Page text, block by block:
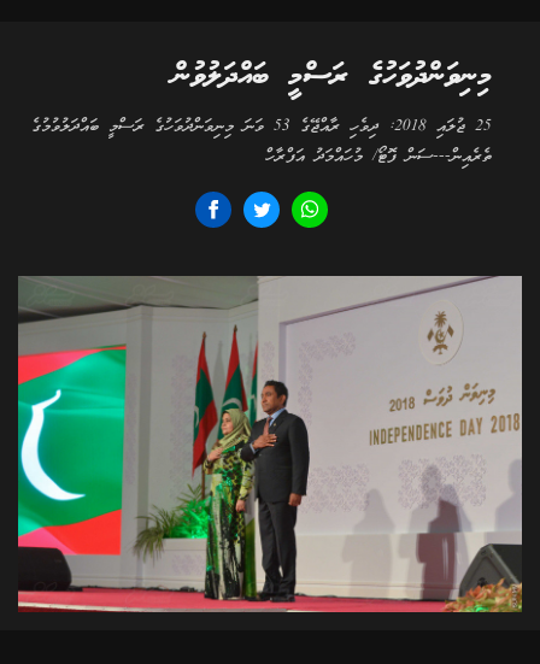
މިނިވަންދުވަހުގެ ރަސްމީ ބައްދަލުވުން
25 ޖުލައި 2018: ދިވެހި ރާއްޖޭގެ 53 ވަނަ މިނިވަންދުވަހުގެ ރަސްމީ ބައްދަލުވުމުގެ
ތެރެއިން---ސަން ފޮޓޯ/ މުހައްމަދު އަފްރާހް